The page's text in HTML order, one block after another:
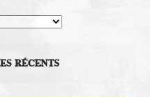
RÉCENTS